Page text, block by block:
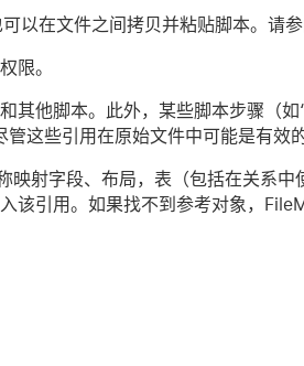
以在文件之间拷贝并粘贴脚本。请
限。
其他脚本。此外，某些脚本步骤（
这些引用在原始文件中可能是有效
射字段、布局，表（包括在关系
该引用。如果找不到参考对象，